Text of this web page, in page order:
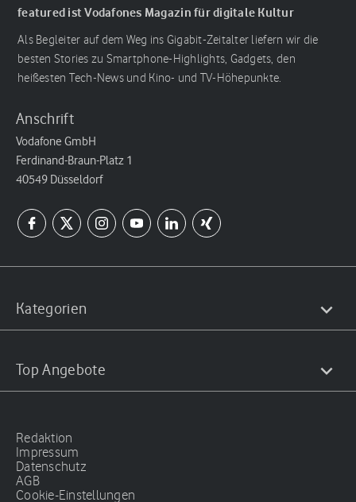
featured ist Vodafones Magazin für digitale Kultur
Als Begleiter auf dem Weg ins Gigabit-Zeitalter liefern wir die
besten Stories zu Smartphone-Highlights, Gadgets, den
heißesten Tech-News und Kino- und TV-Höhepunkte.
Anschrift
Vodafone GmbH
Ferdinand-Braun-Platz 1
40549 Düsseldorf
Kategorien
Top Angebote
Redaktion
Impressum
Datenschutz
AGB
Cookie-Einstellungen